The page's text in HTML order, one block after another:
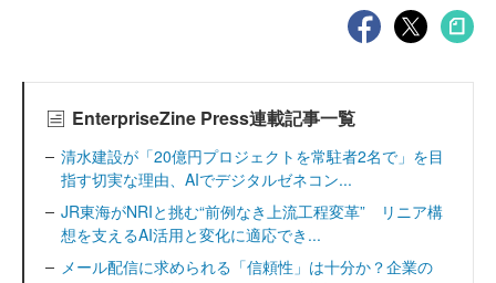
EnterpriseZine Press連載記事一覧
清水建設が「20億円プロジェクトを常駐者2名で」を目
指す切実な理由、AIでデジタルゼネコン...
JR東海がNRIと挑む“前例なき上流工程変革” リニア構
想を支えるAI活用と変化に適応でき...
メール配信に求められる「信頼性」は十分か？企業の